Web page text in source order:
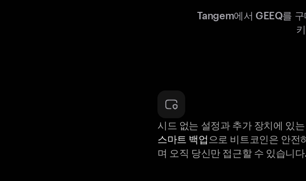
Tangem에서 GEEQ를
시드 없는 설정과 추가 장치에 있는
스마트 백업 으로 비트코인은 안전
며 오직 당신만 접근할 수 있습니